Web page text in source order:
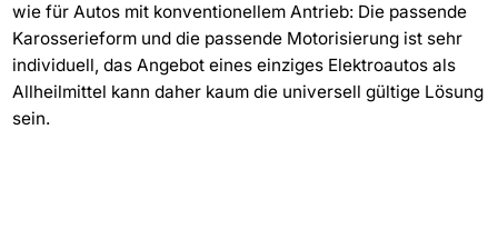
wie für Autos mit konventionellem Antrieb: Die passende
Karosserieform und die passende Motorisierung ist sehr
individuell, das Angebot eines einziges Elektroautos als
Allheilmittel kann daher kaum die universell gültige Lösung
sein.